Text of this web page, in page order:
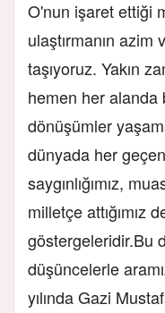
O'nun işaret ettiği
ulaştırmanın azim
taşıyoruz. Yakın
hemen her
dönüşümler
dünyada her
saygınlığımız,
milletçe attığımız
göstergeleridir.​Bu
düşüncelerle
yılında Gazi